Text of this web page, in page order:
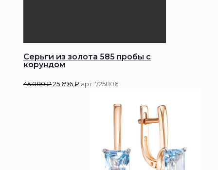
Серьги из золота 585 пробы с
корундом
45 080₽25 696₽ арт. 725806